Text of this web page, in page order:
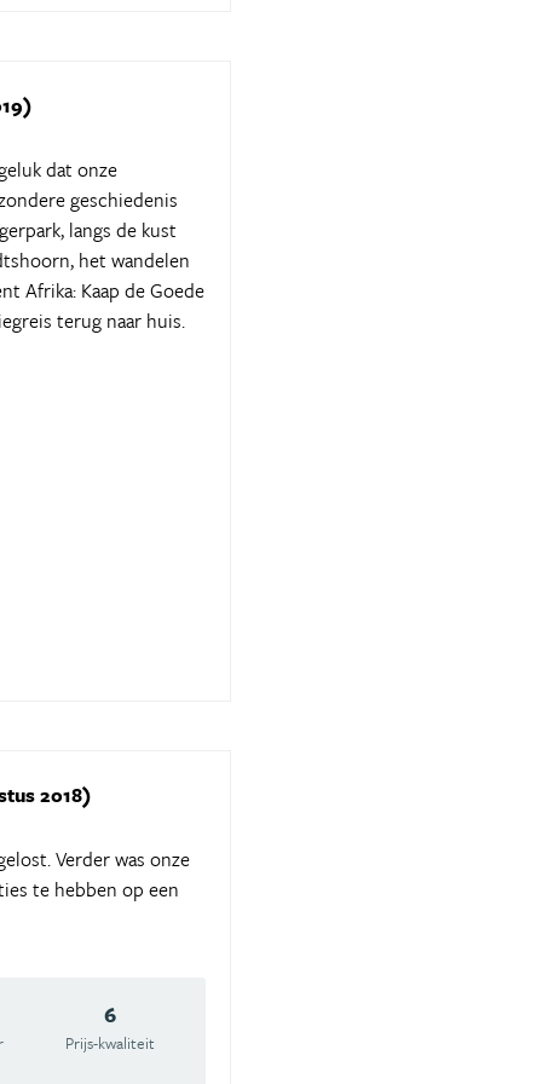
dat onze
geschiedenis
langs de kust
het wandelen
Afrika: Kaap de Goede
terug naar huis.
2018)
Verder was onze
te hebben op een
6
Prijs-kwaliteit